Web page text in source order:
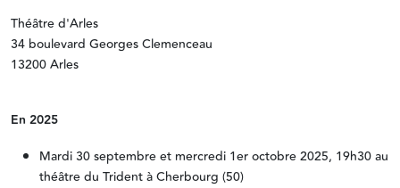
Théâtre d'Arles
34 boulevard Georges Clemenceau
13200 Arles
En 2025
Mardi 30 septembre et mercredi 1er octobre 2025, 19h30 au
théâtre du Trident à Cherbourg (50)